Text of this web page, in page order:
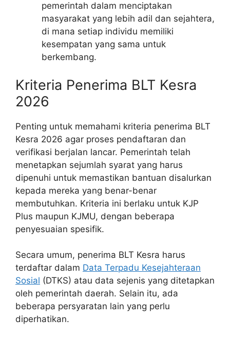
pemerintah dalam menciptakan
masyarakat yang lebih adil dan sejahtera,
di mana setiap individu memiliki
kesempatan yang sama untuk
berkembang.
Kriteria Penerima BLT Kesra
2026
Penting untuk memahami kriteria penerima BLT
Kesra 2026 agar proses pendaftaran dan
verifikasi berjalan lancar. Pemerintah telah
menetapkan sejumlah syarat yang harus
dipenuhi untuk memastikan bantuan disalurkan
kepada mereka yang benar-benar
membutuhkan. Kriteria ini berlaku untuk KJP
Plus maupun KJMU, dengan beberapa
penyesuaian spesifik.
Secara umum, penerima BLT Kesra harus
terdaftar dalam Data Terpadu Kesejahteraan
Sosial (DTKS) atau data sejenis yang ditetapkan
oleh pemerintah daerah. Selain itu, ada
beberapa persyaratan lain yang perlu
diperhatikan.